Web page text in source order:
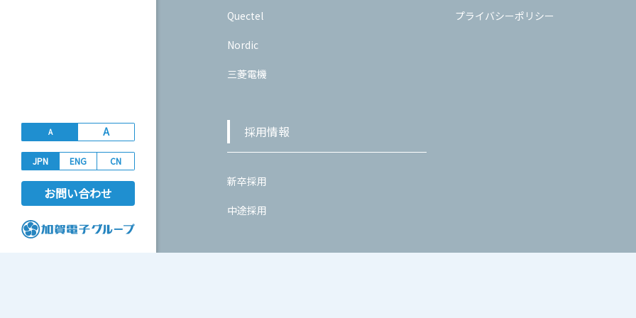
A A
JPN ENG CN
お問い合わせ
Quectel
Nordic
三菱電機
プライバシーポリシー
採用情報
新卒採用
中途採用